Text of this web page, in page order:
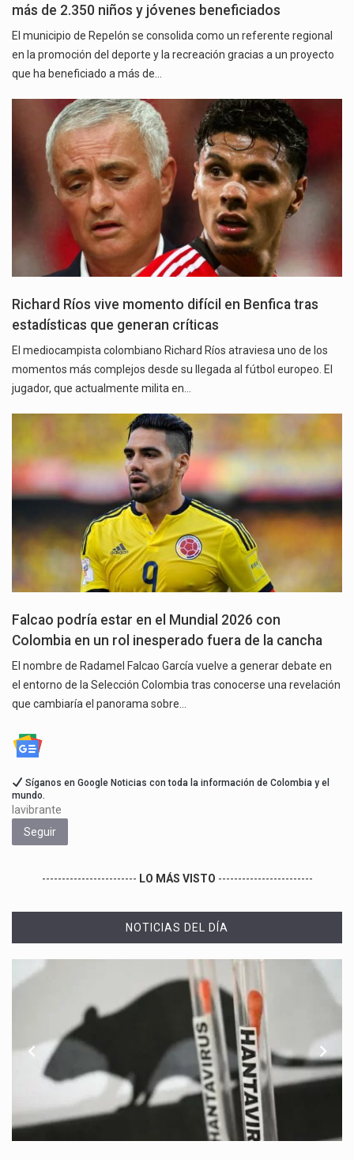
más de 2.350 niños y jóvenes beneficiados
El municipio de Repelón se consolida como un referente regional
en la promoción del deporte y la recreación gracias a un proyecto
que ha beneficiado a más de…
Richard Ríos vive momento difícil en Benfica tras
estadísticas que generan críticas
El mediocampista colombiano Richard Ríos atraviesa uno de los
momentos más complejos desde su llegada al fútbol europeo. El
jugador, que actualmente milita en…
Falcao podría estar en el Mundial 2026 con
Colombia en un rol inesperado fuera de la cancha
El nombre de Radamel Falcao García vuelve a generar debate en
el entorno de la Selección Colombia tras conocerse una revelación
que cambiaría el panorama sobre…
Síganos en Google Noticias con toda la información de Colombia y el
mundo.
lavibrante
Seguir
------------------------ LO MÁS VISTO ------------------------
NOTICIAS DEL DÍA